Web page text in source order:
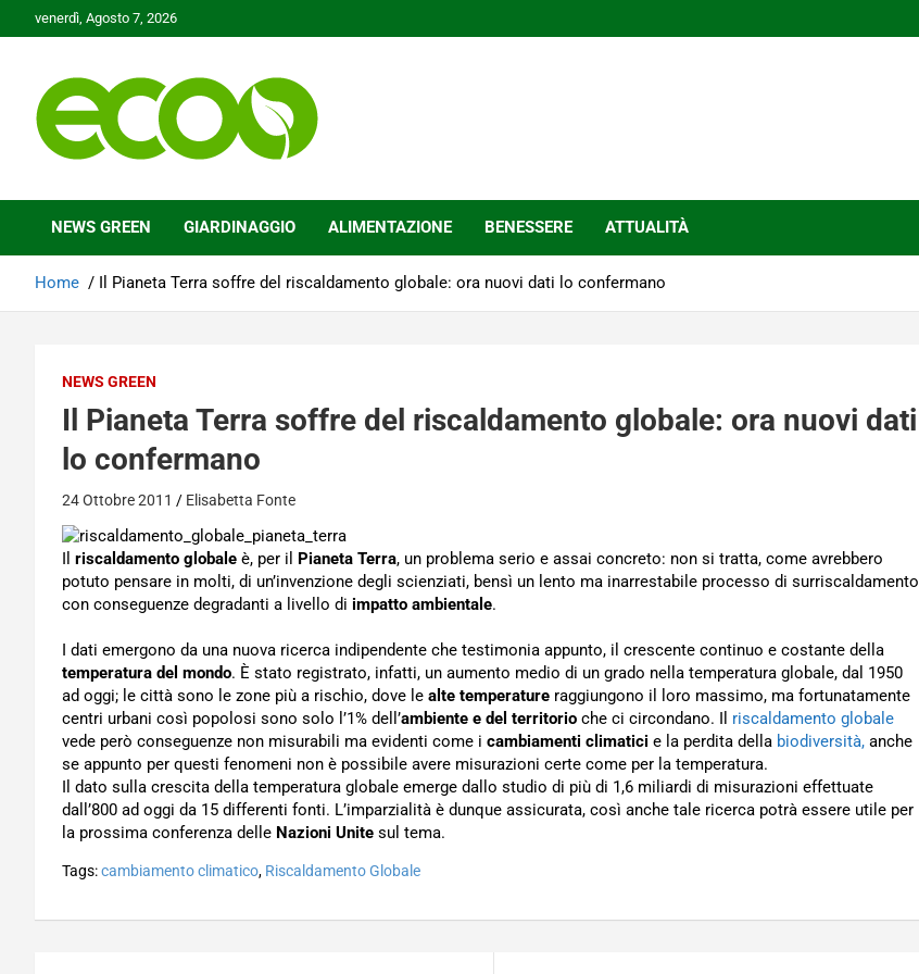
to
venerdì, Agosto 7, 2026
Ecoo.it
NEWS GREEN GIARDINAGGIO ALIMENTAZIONE BENESSERE ATTUALITÀ
Home Il Pianeta Terra soffre del riscaldamento globale: ora nuovi dati lo confermano
NEWS GREEN
Il Pianeta Terra soffre del riscaldamento globale: ora nuovi dati
lo confermano
24 Ottobre 2011 Elisabetta Fonte
Il riscaldamento globale è, per il Pianeta Terra, un problema serio e assai concreto: non si tratta, come avrebbero
potuto pensare in molti, di un’invenzione degli scienziati, bensì un lento ma inarrestabile processo di surriscaldamento
con conseguenze degradanti a livello di impatto ambientale.
I dati emergono da una nuova ricerca indipendente che testimonia appunto, il crescente continuo e costante della
temperatura del mondo. È stato registrato, infatti, un aumento medio di un grado nella temperatura globale, dal 1950
ad oggi; le città sono le zone più a rischio, dove le alte temperature raggiungono il loro massimo, ma fortunatamente
centri urbani così popolosi sono solo l’1% dell’ambiente e del territorio che ci circondano. Il riscaldamento globale
vede però conseguenze non misurabili ma evidenti come i cambiamenti climatici e la perdita della biodiversità, anche
se appunto per questi fenomeni non è possibile avere misurazioni certe come per la temperatura.
Il dato sulla crescita della temperatura globale emerge dallo studio di più di 1,6 miliardi di misurazioni effettuate
dall’800 ad oggi da 15 differenti fonti. L’imparzialità è dunque assicurata, così anche tale ricerca potrà essere utile per
la prossima conferenza delle Nazioni Unite sul tema.
Tags:cambiamento climatico, Riscaldamento Globale